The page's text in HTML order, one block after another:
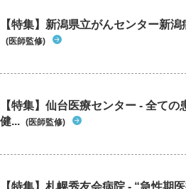
【特集】新潟県立がんセンター新
(医師監修)
【特集】仙台医療センター - 全て
健... (医師監修)
【特集】札幌秀友会病院 - “急性期